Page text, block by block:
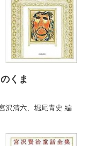
くま
沢清六、 堀尾青史 編